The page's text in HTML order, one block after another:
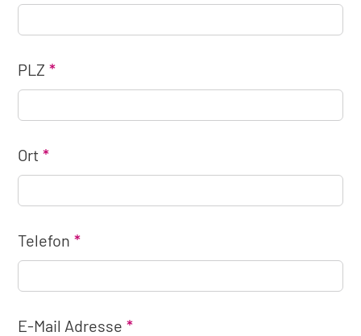
PLZ
Ort
Telefon
E-Mail Adresse